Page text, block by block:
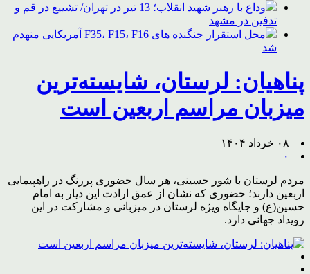
وداع با رهبر شهید انقلاب؛ 13 تیر در تهران/ تشییع در قم و
تدفین در مشهد
محل استقرار جنگنده های F35، F15، F16 آمریکایی منهدم
شد
پناهیان: لرستان، شایسته‌ترین
میزبان مراسم اربعین است
۰۸ خرداد ۱۴۰۴
۰
مردم لرستان با شور حسینی، هر سال حضوری پررنگ در راهپیمایی
اربعین دارند؛ حضوری که نشان از عمق ارادت این دیار به امام
حسین(ع) و جایگاه ویژه لرستان در میزبانی و مشارکت در این
رویداد جهانی دارد.